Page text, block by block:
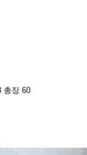
총장 60